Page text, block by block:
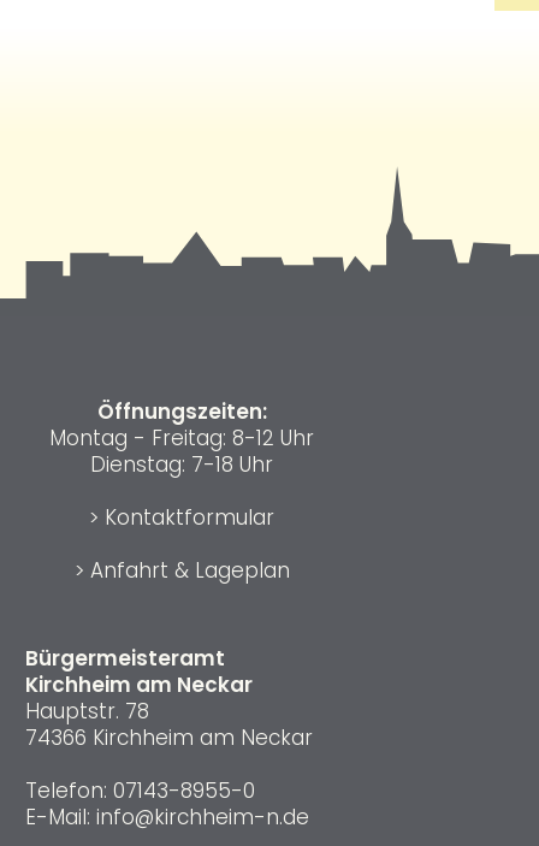
Bürgermeisteramt
Kirchheim am Neckar
Hauptstr. 78
74366 Kirchheim am Neckar
Telefon: 07143-8955-0
E-Mail: info@kirchheim-n.de
Öffnungszeiten:
Montag - Freitag: 8-12 Uhr
Dienstag: 7-18 Uhr
> Kontaktformular
> Anfahrt & Lageplan